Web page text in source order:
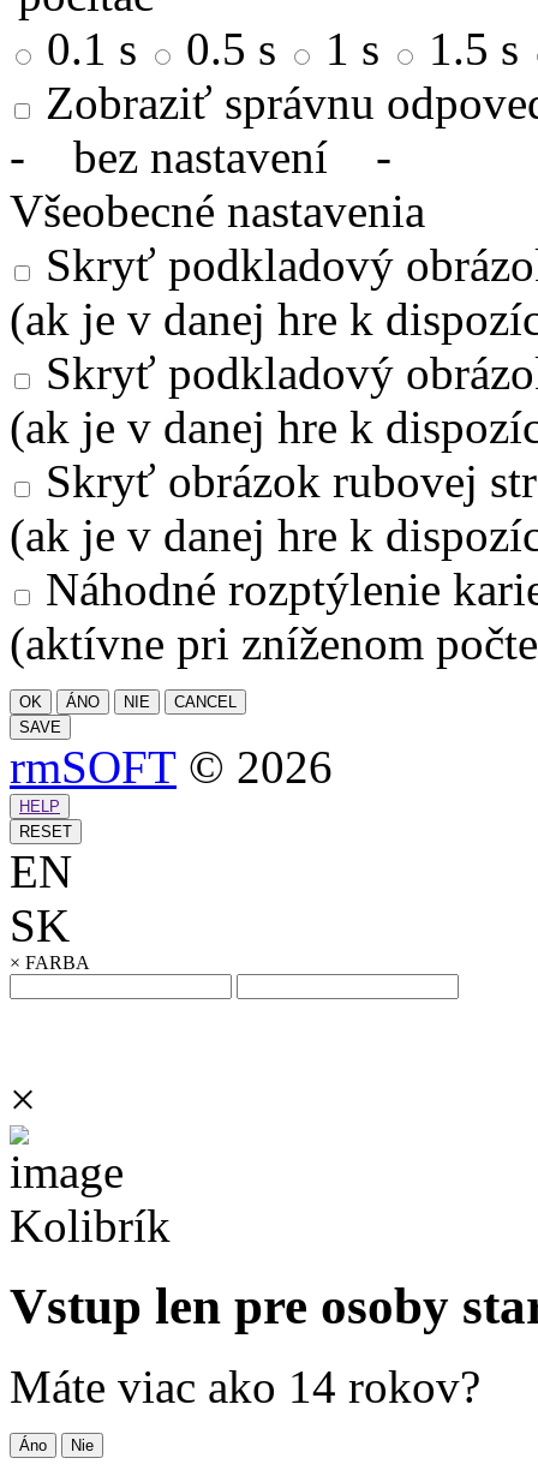
0.1 s
0.5 s 1 s
1.5 s
Zobraziť správnu
- bez nastavení -
Všeobecné nastavenia
Skryť podkladový
(ak je v danej hre k
Skryť podkladový
(ak je v danej hre k
Skryť obrázok rubovej
(ak je v danej hre k
Náhodné rozptýlenie
(aktívne pri zníženom
OK ÁNO NIE
CANCEL
SAVE
rmSOFT © 2026
HELP
RESET
EN
SK
× FARBA
×
Kolibrík
Vstup len pre osoby
Máte viac ako 14 rokov?
Áno Nie